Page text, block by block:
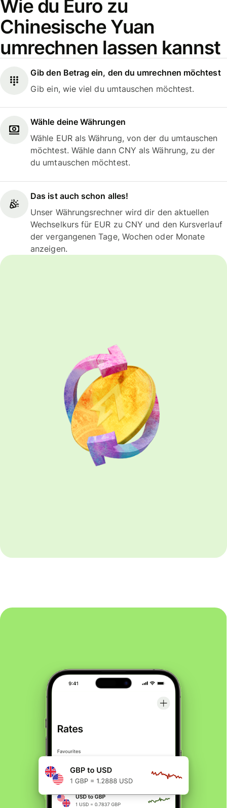
Wie du Euro zu
Chinesische Yuan
umrechnen lassen kannst
Gib den Betrag ein, den du umrechnen möchtest
Gib ein, wie viel du umtauschen möchtest.
Wähle deine Währungen
Wähle EUR als Währung, von der du umtauschen
möchtest. Wähle dann CNY als Währung, zu der
du umtauschen möchtest.
Das ist auch schon alles!
Unser Währungsrechner wird dir den aktuellen
Wechselkurs für EUR zu CNY und den Kursverlauf
der vergangenen Tage, Wochen oder Monate
anzeigen.